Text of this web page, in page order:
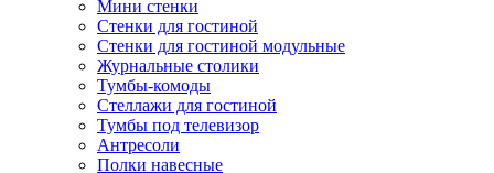
Мини стенки
Стенки для гостиной
Стенки для гостиной модульные
Журнальные столики
Тумбы-комоды
Стеллажи для гостиной
Тумбы под телевизор
Антресоли
Полки навесные